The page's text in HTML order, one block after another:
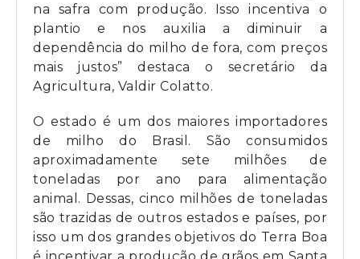
na safra com produção. Isso incentiva o
plantio e nos auxilia a diminuir a
dependência do milho de fora, com preços
mais justos” destaca o secretário da
Agricultura, Valdir Colatto.
O estado é um dos maiores importadores
de milho do Brasil. São consumidos
aproximadamente sete milhões de
toneladas por ano para alimentação
animal. Dessas, cinco milhões de toneladas
são trazidas de outros estados e países, por
isso um dos grandes objetivos do Terra Boa
é incentivar a produção de grãos em Santa